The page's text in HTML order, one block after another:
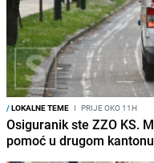
/LOKALNE TEME I PRIJE OKO 11H
Osiguranik ste ZZO KS.
pomoć u drugom